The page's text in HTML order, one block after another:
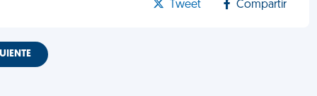
Tweet Compartir